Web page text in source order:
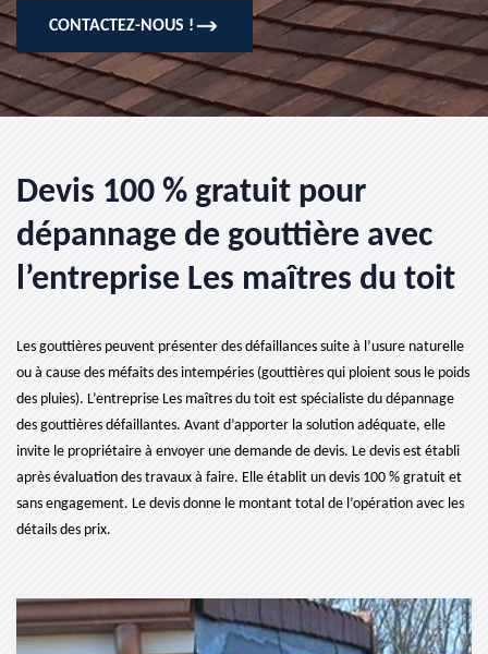
CONTACTEZ-NOUS !
Devis 100 % gratuit pour
dépannage de gouttière avec
l’entreprise Les maîtres du toit
Les gouttières peuvent présenter des défaillances suite à l’usure naturelle
ou à cause des méfaits des intempéries (gouttières qui ploient sous le poids
des pluies). L’entreprise Les maîtres du toit est spécialiste du dépannage
des gouttières défaillantes. Avant d’apporter la solution adéquate, elle
invite le propriétaire à envoyer une demande de devis. Le devis est établi
après évaluation des travaux à faire. Elle établit un devis 100 % gratuit et
sans engagement. Le devis donne le montant total de l’opération avec les
détails des prix.